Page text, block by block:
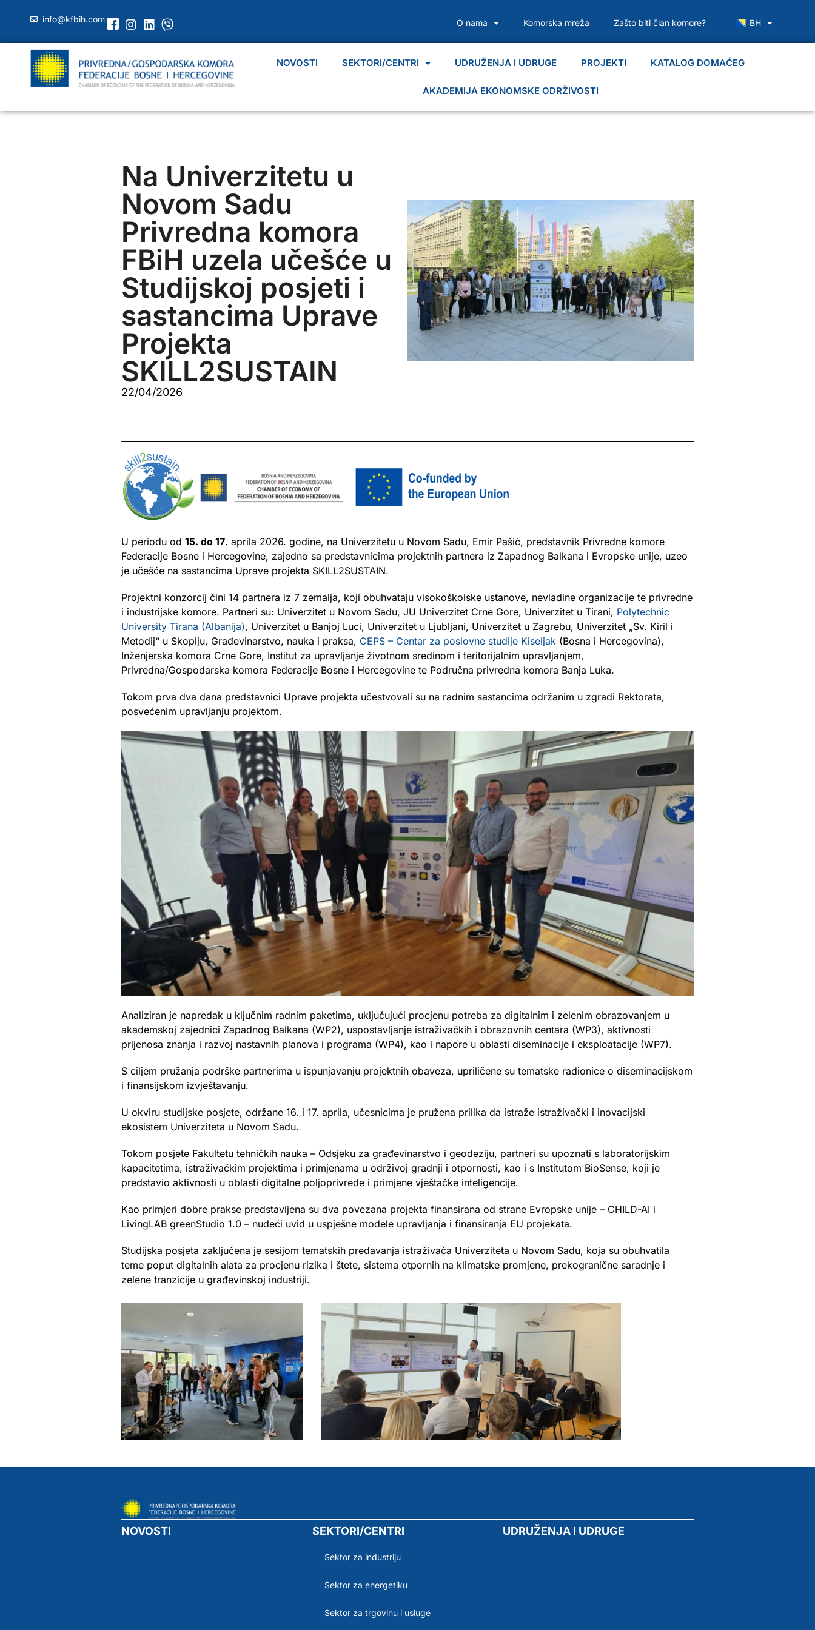
info@kfbih.com O nama Komorska mreža Zašto biti član komore? BH
NOVOSTI SEKTORI/CENTRI UDRUŽENJA I UDRUGE PROJEKTI KATALOG DOMAĆEG
AKADEMIJA EKONOMSKE ODRŽIVOSTI
Na Univerzitetu u
Novom Sadu
Privredna komora
FBiH uzela učešće u
Studijskoj posjeti i
sastancima Uprave
Projekta
SKILL2SUSTAIN
22/04/2026
U periodu od 15. do 17. aprila 2026. godine, na Univerzitetu u Novom Sadu, Emir Pašić, predstavnik Privredne komore
Federacije Bosne i Hercegovine, zajedno sa predstavnicima projektnih partnera iz Zapadnog Balkana i Evropske unije, uzeo
je učešće na sastancima Uprave projekta SKILL2SUSTAIN.
Projektni konzorcij čini 14 partnera iz 7 zemalja, koji obuhvataju visokoškolske ustanove, nevladine organizacije te privredne
i industrijske komore. Partneri su: Univerzitet u Novom Sadu, JU Univerzitet Crne Gore, Univerzitet u Tirani, Polytechnic
University Tirana (Albanija), Univerzitet u Banjoj Luci, Univerzitet u Ljubljani, Univerzitet u Zagrebu, Univerzitet „Sv. Kiril i
Metodij“ u Skoplju, Građevinarstvo, nauka i praksa, CEPS – Centar za poslovne studije Kiseljak (Bosna i Hercegovina),
Inženjerska komora Crne Gore, Institut za upravljanje životnom sredinom i teritorijalnim upravljanjem,
Privredna/Gospodarska komora Federacije Bosne i Hercegovine te Područna privredna komora Banja Luka.
Tokom prva dva dana predstavnici Uprave projekta učestvovali su na radnim sastancima održanim u zgradi Rektorata,
posvećenim upravljanju projektom.
Analiziran je napredak u ključnim radnim paketima, uključujući procjenu potreba za digitalnim i zelenim obrazovanjem u
akademskoj zajednici Zapadnog Balkana (WP2), uspostavljanje istraživačkih i obrazovnih centara (WP3), aktivnosti
prijenosa znanja i razvoj nastavnih planova i programa (WP4), kao i napore u oblasti diseminacije i eksploatacije (WP7).
S ciljem pružanja podrške partnerima u ispunjavanju projektnih obaveza, upriličene su tematske radionice o diseminacijskom
i finansijskom izvještavanju.
U okviru studijske posjete, održane 16. i 17. aprila, učesnicima je pružena prilika da istraže istraživački i inovacijski
ekosistem Univerziteta u Novom Sadu.
Tokom posjete Fakultetu tehničkih nauka – Odsjeku za građevinarstvo i geodeziju, partneri su upoznati s laboratorijskim
kapacitetima, istraživačkim projektima i primjenama u održivoj gradnji i otpornosti, kao i s Institutom BioSense, koji je
predstavio aktivnosti u oblasti digitalne poljoprivrede i primjene vještačke inteligencije.
Kao primjeri dobre prakse predstavljena su dva povezana projekta finansirana od strane Evropske unije – CHILD-AI i
LivingLAB greenStudio 1.0 – nudeći uvid u uspješne modele upravljanja i finansiranja EU projekata.
Studijska posjeta zaključena je sesijom tematskih predavanja istraživača Univerziteta u Novom Sadu, koja su obuhvatila
teme poput digitalnih alata za procjenu rizika i štete, sistema otpornih na klimatske promjene, prekogranične saradnje i
zelene tranzicije u građevinskoj industriji.
NOVOSTI SEKTORI/CENTRI
Sektor za industriju
Sektor za energetiku
Sektor za trgovinu i usluge
UDRUŽENJA I UDRUGE